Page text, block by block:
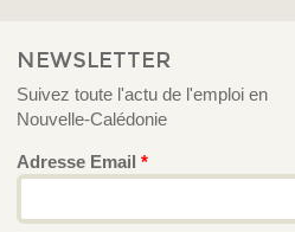
NEWSLETTER
Suivez toute l'actu de l'emploi en
Nouvelle-Calédonie
Adresse Email *